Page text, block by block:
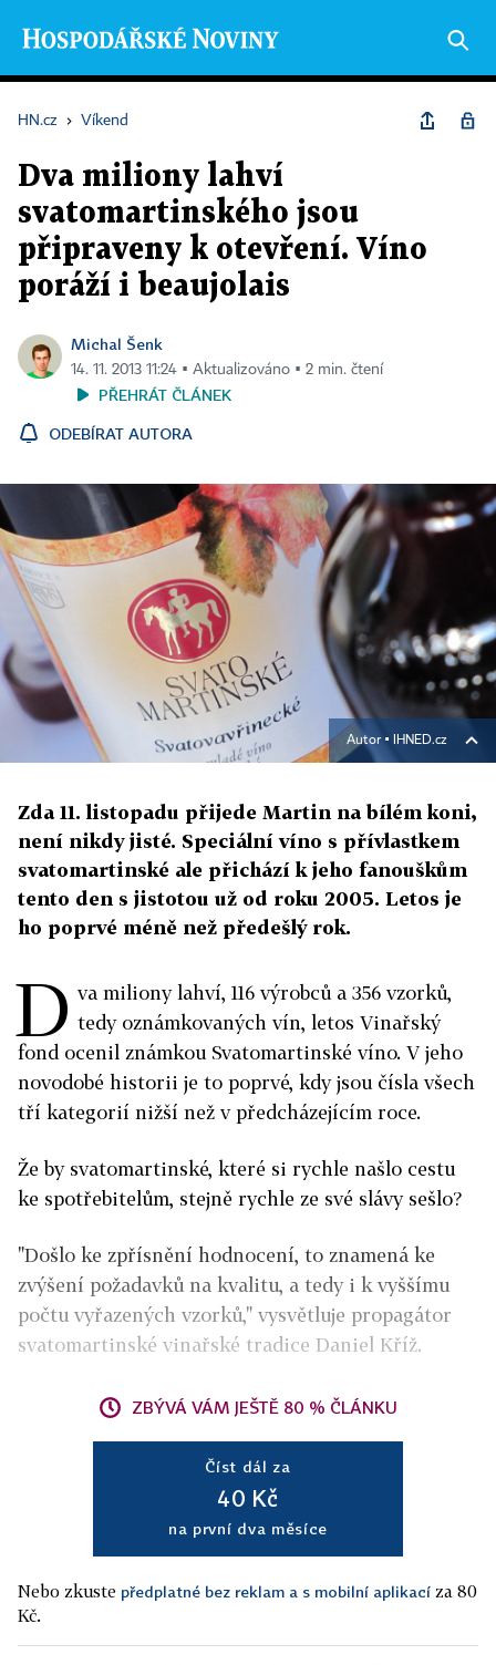
HN.cz › Víkend
Dva miliony lahví
svatomartinského jsou
připraveny k otevření. Víno
poráží i beaujolais
Michal Šenk
14. 11. 2013 11:24 ▪ Aktualizováno ▪ 2 min. čtení
PŘEHRÁT ČLÁNEK
ODEBÍRAT AUTORA
Autor ▪ IHNED.cz
Zda 11. listopadu přijede Martin na bílém koni,
není nikdy jisté. Speciální víno s přívlastkem
svatomartinské ale přichází k jeho fanouškům
tento den s jistotou už od roku 2005. Letos je
ho poprvé méně než předešlý rok.
D va miliony lahví, 116 výrobců a 356 vzorků,
tedy oznámkovaných vín, letos Vinařský
fond ocenil známkou Svatomartinské víno. V jeho
novodobé historii je to poprvé, kdy jsou čísla všech
tří kategorií nižší než v předcházejícím roce.
Že by svatomartinské, které si rychle našlo cestu
ke spotřebitelům, stejně rychle ze své slávy sešlo?
"Došlo ke zpřísnění hodnocení, to znamená ke
zvýšení požadavků na kvalitu, a tedy i k vyššímu
počtu vyřazených vzorků," vysvětluje propagátor
svatomartinské vinařské tradice Daniel Kříž.
ZBÝVÁ VÁM JEŠTĚ 80 % ČLÁNKU
Číst dál za
40 Kč
na první dva měsíce
Nebo zkuste předplatné bez reklam a s mobilní aplikací za 80
Kč.